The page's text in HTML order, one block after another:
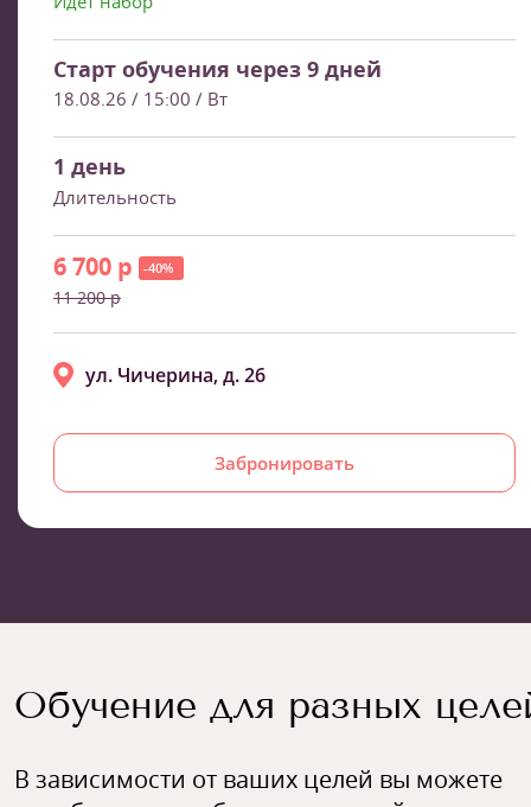
Старт обучения через 9 дней
18.08.26 / 15:00 / Вт
1 день
Длительность
6 700 р -40%
11 200 р
Забронировать
ул. Чичерина, д. 26
Обучение для разных
В зависимости от ваших целей вы можете